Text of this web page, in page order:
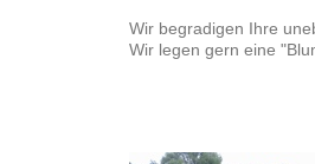
Wir begradigen Ihre
Wir legen gern eine